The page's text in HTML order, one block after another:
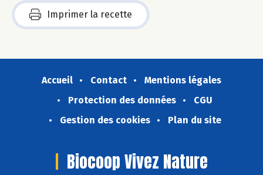
Imprimer la recette
Accueil Contact
Mentions légales
Protection des données
CGU
Gestion des cookies
Plan du site
Biocoop Vivez Nature